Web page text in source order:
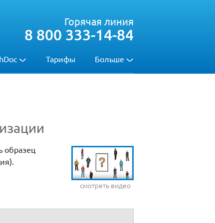
Тарифы Больше
Горячая линия
8 800 333-14-84
смотреть видео
образец